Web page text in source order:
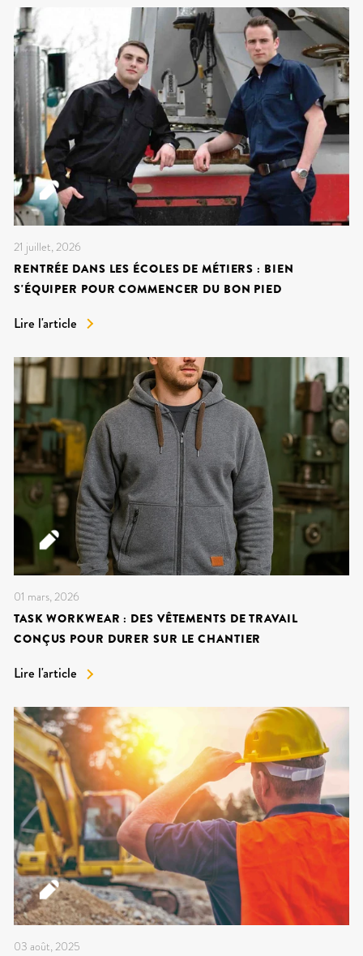
21 juillet, 2026
RENTRÉE DANS LES ÉCOLES DE MÉTIERS : BIEN
S'ÉQUIPER POUR COMMENCER DU BON PIED
Lire l'article
01 mars, 2026
TASK WORKWEAR : DES VÊTEMENTS DE TRAVAIL
CONÇUS POUR DURER SUR LE CHANTIER
Lire l'article
03 août, 2025